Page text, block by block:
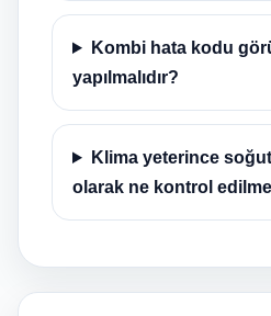
Kombi hata kodu
yapılmalıdır?
Klima yeterince
olarak ne kontrol